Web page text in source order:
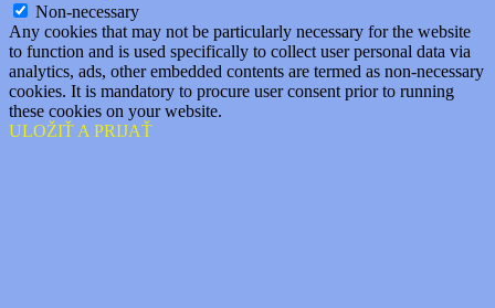
Non-necessary
Any cookies that may not be particularly necessary for the website
to function and is used specifically to collect user personal data via
analytics, ads, other embedded contents are termed as non-necessary
cookies. It is mandatory to procure user consent prior to running
these cookies on your website.
ULOŽIŤ A PRIJAŤ